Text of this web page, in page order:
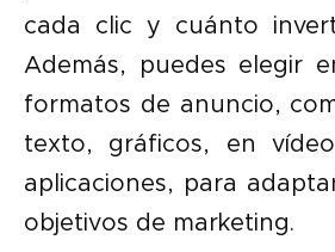
cada clic y cuánto
Además, puedes elegir
formatos de anuncio,
texto, gráficos, en
aplicaciones, para
objetivos de marketing.